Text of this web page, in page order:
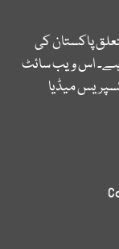
پاکستان کی
ہے۔ اس ویب سائٹ
میڈیا